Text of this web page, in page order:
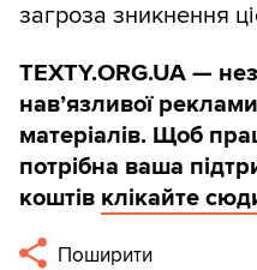
загроза зникнення
TEXTY.ORG.UA —
навʼязливої
матеріалів. Щоб
потрібна ваша
коштів клікайте
Поширити